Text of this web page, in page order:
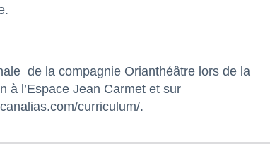
de la compagnie Orianthéâtre lors de la
à l’Espace Jean Carmet et sur
curriculum/.